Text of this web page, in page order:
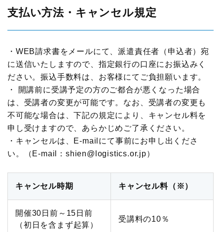
物流現場改善優良認定
ライブラリ
会員ライブラリ
物流現場改善事例集
物流技術管理士「優秀論文」
標準企業コードの取得要領
支払い方法・キャンセル規定
・WEB請求書をメールにて、派遣責任者（申込者）宛
に送信いたしますので、指定銀行の口座にお振込みく
ださい。振込手数料は、お客様にてご負担願います。
・ 開講前に受講予定の方のご都合が悪くなった場合
は、受講者の変更が可能です。なお、受講者の変更も
不可能な場合は、下記の規定により、キャンセル料を
申し受けますので、あらかじめご了承ください。
・キャンセルは、E-mailにて事前にお申し出くださ
い。（E-mail：shien@logistics.or.jp）
キャンセル時期 キャンセル料（※）
開催30日前～15日前
（初日を含まず起算）
受講料の10％